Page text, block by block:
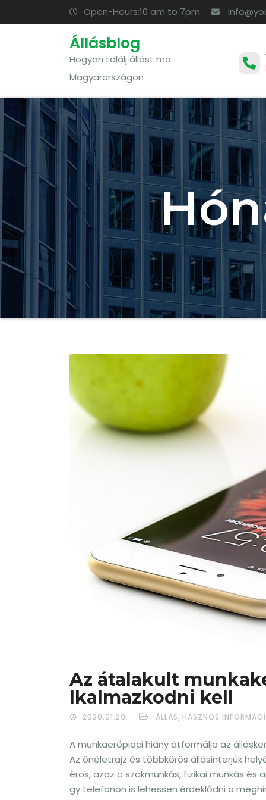
Open-Hours:10 am to 7pm
Állásblog
Hogyan találj állást ma
Magyarországon
Az átalakult
lkalmazkodni kell
2020.01.29. ÁLLÁS, HASZNOS
A munkaerőpiaci hiány átformálja az
Az önéletrajz és többkörös állásinterjúk
éros, azaz a szakmunkás, fizikai munkás és
gy telefonon is lehessen érdeklődni a